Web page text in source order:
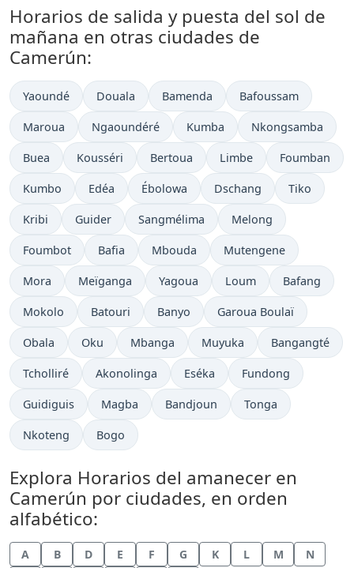
Horarios de salida y puesta del sol de
mañana en otras ciudades de
Camerún:
Yaoundé Douala Bamenda Bafoussam
Maroua Ngaoundéré Kumba Nkongsamba
Buea Kousséri Bertoua Limbe Foumban
Kumbo Edéa Ébolowa Dschang Tiko
Kribi Guider Sangmélima Melong
Foumbot Bafia Mbouda Mutengene
Mora Meïganga Yagoua Loum Bafang
Mokolo Batouri Banyo Garoua Boulaï
Obala Oku Mbanga Muyuka Bangangté
Tcholliré Akonolinga Eséka Fundong
Guidiguis Magba Bandjoun Tonga
Nkoteng Bogo
Explora Horarios del amanecer en
Camerún por ciudades, en orden
alfabético:
A B D E F G K L M N